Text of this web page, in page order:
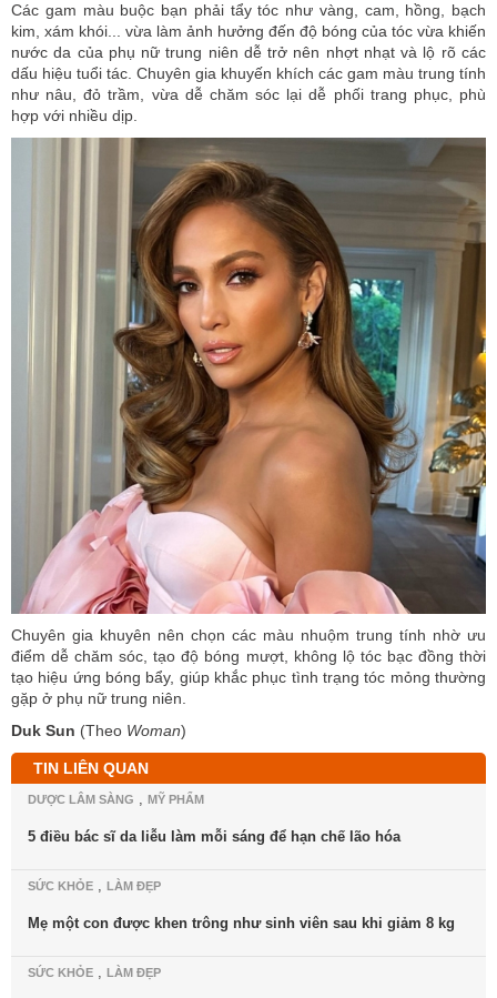
Các gam màu buộc bạn phải tẩy tóc như vàng, cam, hồng, bạch
kim, xám khói... vừa làm ảnh hưởng đến độ bóng của tóc vừa khiến
nước da của phụ nữ trung niên dễ trở nên nhợt nhạt và lộ rõ các
dấu hiệu tuổi tác. Chuyên gia khuyến khích các gam màu trung tính
như nâu, đỏ trầm, vừa dễ chăm sóc lại dễ phối trang phục, phù
hợp với nhiều dịp.
Chuyên gia khuyên nên chọn các màu nhuộm trung tính nhờ ưu
điểm dễ chăm sóc, tạo độ bóng mượt, không lộ tóc bạc đồng thời
tạo hiệu ứng bóng bẩy, giúp khắc phục tình trạng tóc mỏng thường
gặp ở phụ nữ trung niên.
Duk Sun (Theo Woman)
TIN LIÊN QUAN
DƯỢC LÂM SÀNG , MỸ PHẨM
5 điều bác sĩ da liễu làm mỗi sáng để hạn chế lão hóa
SỨC KHỎE , LÀM ĐẸP
Mẹ một con được khen trông như sinh viên sau khi giảm 8 kg
SỨC KHỎE , LÀM ĐẸP